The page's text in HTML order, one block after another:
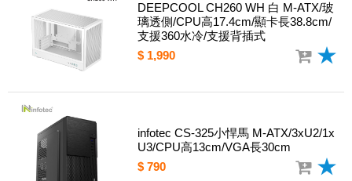
DEEPCOOL CH260 WH 白 M-ATX/玻
璃透側/CPU高17.4cm/顯卡長38.8cm/
支援360水冷/支援背插式
$ 1,990
infotec CS-325小悍馬 M-ATX/3xU2/1x
U3/CPU高13cm/VGA長30cm
$ 790